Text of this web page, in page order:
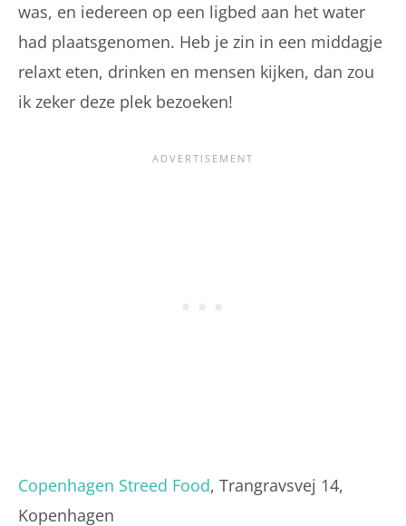
was, en iedereen op een ligbed aan het water
had plaatsgenomen. Heb je zin in een middagje
relaxt eten, drinken en mensen kijken, dan zou
ik zeker deze plek bezoeken!
Copenhagen Streed Food, Trangravsvej 14,
Kopenhagen